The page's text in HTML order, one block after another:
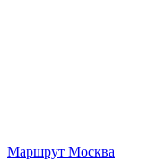
Маршрут Москва